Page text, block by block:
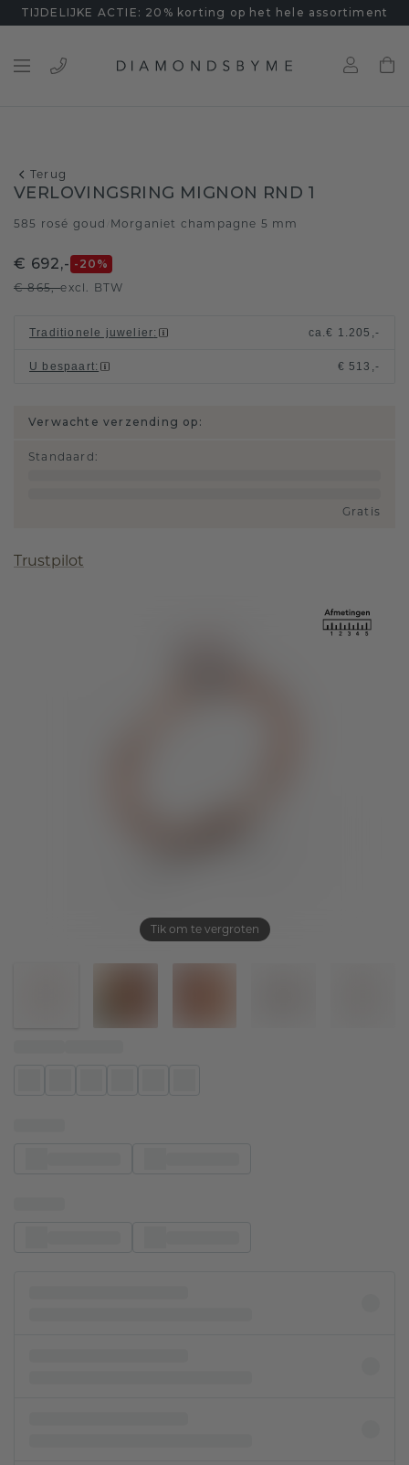
TIJDELIJKE ACTIE: 20% korting op het hele assortiment
Terug
Tik om te vergroten
VERLOVINGSRING MIGNON RND 1
585 rosé goud Morganiet champagne 5 mm
€ 692,- -20 %
€ 865,-excl. BTW
Traditionele juwelier: ca.€ 1.205,-
U bespaart: € 513,-
Verwachte verzending op:
Standaard :
Gratis
Trustpilot